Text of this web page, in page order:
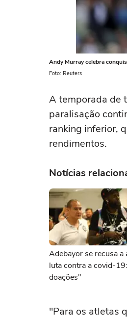
Andy Murray celebra
Foto: Reuters
A temporada de
paralisação
ranking inferior,
rendimentos.
Notícias
Adebayor se recusa a
luta contra a covid-
doações"
"Para os atletas